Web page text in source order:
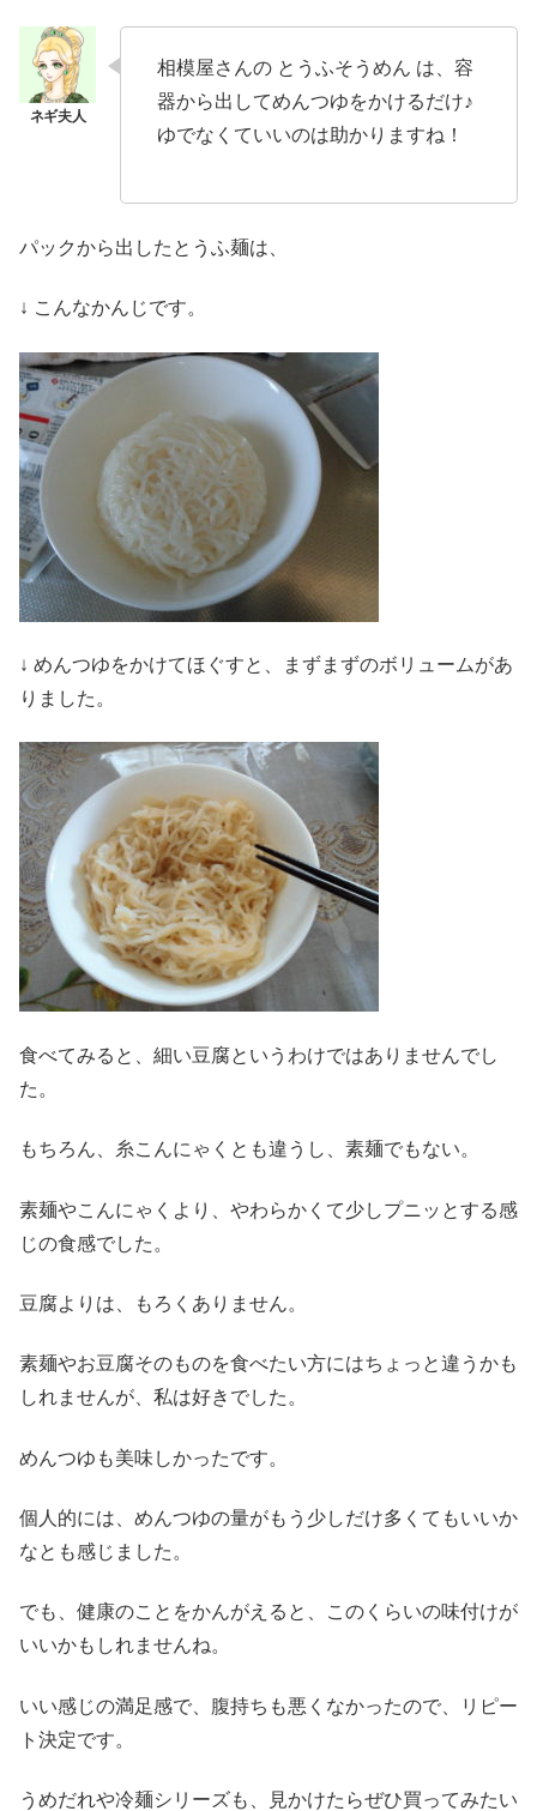
相模屋さんの とうふそうめん は、容
器から出してめんつゆをかけるだけ♪
ゆでなくていいのは助かりますね！
パックから出したとうふ麺は、
↓ こんなかんじです。
↓ めんつゆをかけてほぐすと、まずまずのボリュームがあ
りました。
食べてみると、細い豆腐というわけではありませんでし
た。
もちろん、糸こんにゃくとも違うし、素麺でもない。
素麺やこんにゃくより、やわらかくて少しプニッとする感
じの食感でした。
豆腐よりは、もろくありません。
素麺やお豆腐そのものを食べたい方にはちょっと違うかも
しれませんが、私は好きでした。
めんつゆも美味しかったです。
個人的には、めんつゆの量がもう少しだけ多くてもいいか
なとも感じました。
でも、健康のことをかんがえると、このくらいの味付けが
いいかもしれませんね。
いい感じの満足感で、腹持ちも悪くなかったので、リピー
ト決定です。
うめだれや冷麺シリーズも、見かけたらぜひ買ってみたい